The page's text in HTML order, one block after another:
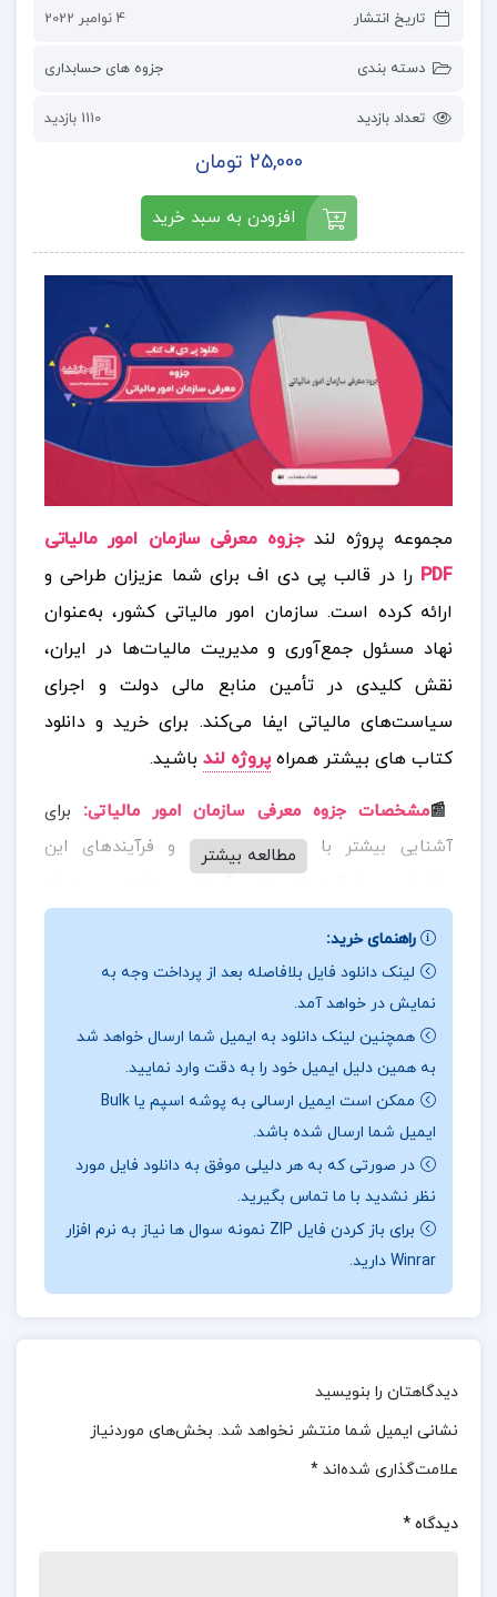
تاریخ انتشار 4 نوامبر 2022
دسته بندی جزوه های حسابداری
تعداد بازدید 1110 بازدید
25,000 تومان
افزودن به سبد خرید
مجموعه پروژه لندجزوه معرفی سازمان امور مالیاتی
PDF را در قالب پی دی اف برای شما عزیزان طراحی و
ارائه کرده است. سازمان امور مالیاتی کشور، به‌عنوان
نهاد مسئول جمع‌آوری و مدیریت مالیات‌ها در ایران،
نقش کلیدی در تأمین منابع مالی دولت و اجرای
سیاست‌های مالیاتی ایفا می‌کند. برای خرید و دانلود
کتاب های بیشتر همراهپروژه لند باشید.
📰مشخصات جزوه معرفی سازمان امور مالیاتی: برای
آشنایی بیشتر با ساختار، وظایف و فرآیندهای این
شوید. یکی از این منابع، کتاب «صفر تا صد مالیات» است
که به‌صورت جامع به مباحث مالیاتی و ساختار سازمان
📖بخشی از جزوه معرفی سازمان امور مالیاتی:جزوه
معرفی سازمان امور مالیاتی یکی از منابع جامع و کاربردی
برای درک ساختار، وظایف و عملکرد این سازمان است. این
جزوه به‌طور دقیق به بررسی تاریخچه، اهداف و نقش
سازمان امور مالیاتی در نظام اقتصادی کشور می‌پردازد و
فرآیندهای مالیاتی، سازوکار اجرایی و ساختار اداری آن را
تشریح می‌کند. با مطالعه این منبع، می‌توان شناختی
عمیق‌تر از نحوه مدیریت و اجرای سیاست‌های مالیاتی به
دست آورد و به درک بهتری از اهمیت این سازمان در
معرفی سازمان امور مالیاتی
مطالعه بیشتر
راهنمای خرید:
لینک دانلود فایل بلافاصله بعد از پرداخت وجه به
نمایش در خواهد آمد.
همچنین لینک دانلود به ایمیل شما ارسال خواهد شد
به همین دلیل ایمیل خود را به دقت وارد نمایید.
ممکن است ایمیل ارسالی به پوشه اسپم یا Bulk
ایمیل شما ارسال شده باشد.
در صورتی که به هر دلیلی موفق به دانلود فایل مورد
نظر نشدید با ما تماس بگیرید.
برای باز کردن فایل ZIP نمونه سوال ها نیاز به نرم افزار
Winrar دارید.
دیدگاهتان را بنویسید
نشانی ایمیل شما منتشر نخواهد شد. بخش‌های موردنیاز
علامت‌گذاری شده‌اند *
دیدگاه *